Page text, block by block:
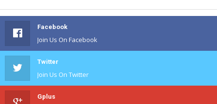
Facebook
Join Us On Facebook
Twitter
Join Us On Twitter
Gplus